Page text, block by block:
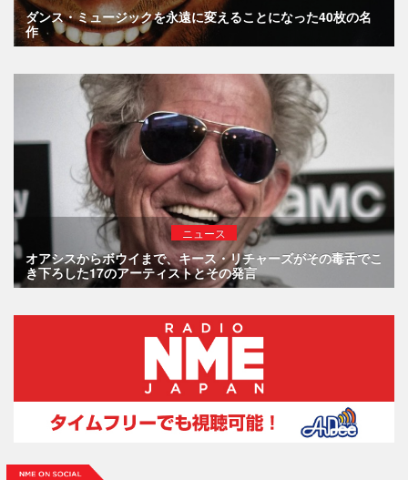
ダンス・ミュージックを永遠に変えることになった40枚の名
作
ニュース
オアシスからボウイまで、キース・リチャーズがその毒舌でこ
き下ろした17のアーティストとその発言